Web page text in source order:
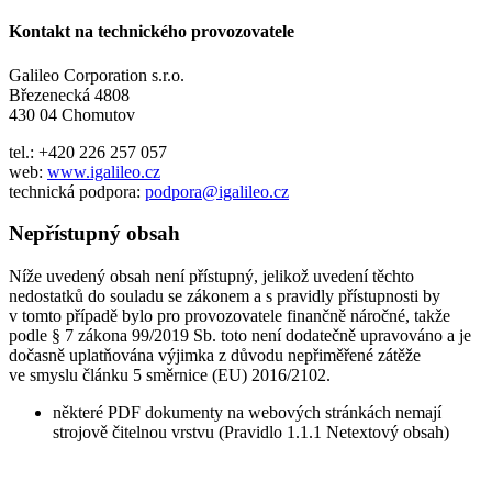
Kontakt na technického provozovatele
Galileo Corporation s.r.o.
Březenecká 4808
430 04 Chomutov
tel.: +420 226 257 057
web: www.igalileo.cz
technická podpora: podpora@igalileo.cz
Nepřístupný obsah
Níže uvedený obsah není přístupný, jelikož uvedení těchto
nedostatků do souladu se zákonem a s pravidly přístupnosti by
v tomto případě bylo pro provozovatele finančně náročné, takže
podle § 7 zákona 99/2019 Sb. toto není dodatečně upravováno a je
dočasně uplatňována výjimka z důvodu nepřiměřené zátěže
ve smyslu článku 5 směrnice (EU) 2016/2102.
některé PDF dokumenty na webových stránkách nemají
strojově čitelnou vrstvu (Pravidlo 1.1.1 Netextový obsah)